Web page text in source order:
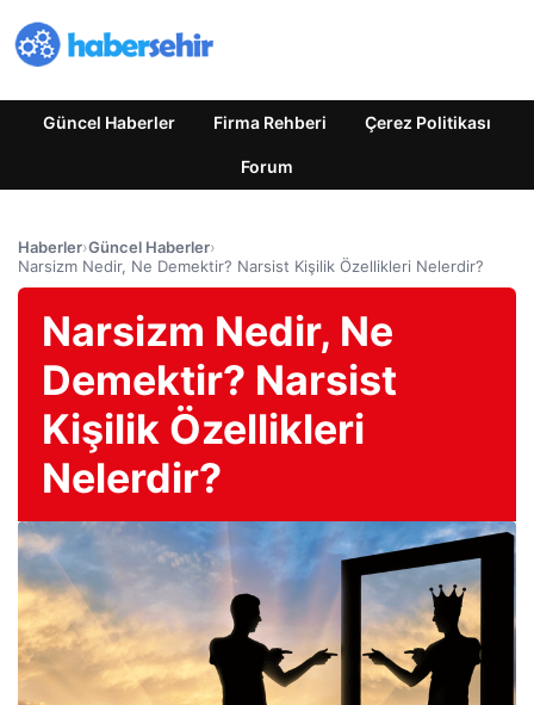
Güncel Haberler Firma Rehberi Çerez Politikası
Forum
Haberler›Güncel Haberler›
Narsizm Nedir, Ne Demektir? Narsist Kişilik Özellikleri Nelerdir?
Narsizm Nedir, Ne
Demektir? Narsist
Kişilik Özellikleri
Nelerdir?